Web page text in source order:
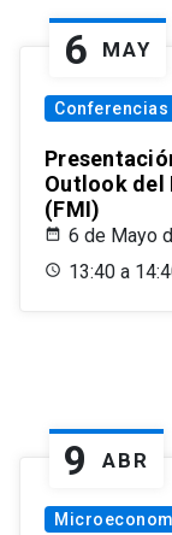
6 MAY
Conferencias
Outlook del
(FMI)
6 de Mayo
13:40 a
9 ABR